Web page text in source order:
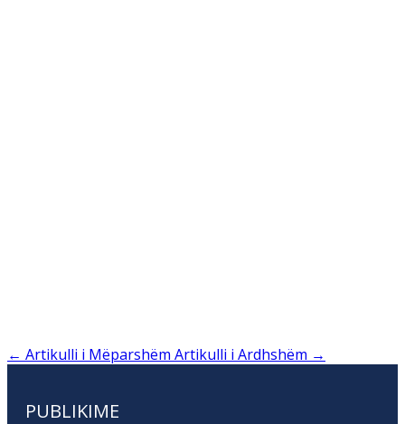
← Artikulli i Mëparshëm Artikulli i Ardhshëm →
PUBLIKIME